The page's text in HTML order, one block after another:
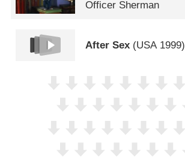
Officer Sherman
After Sex (USA 1999)